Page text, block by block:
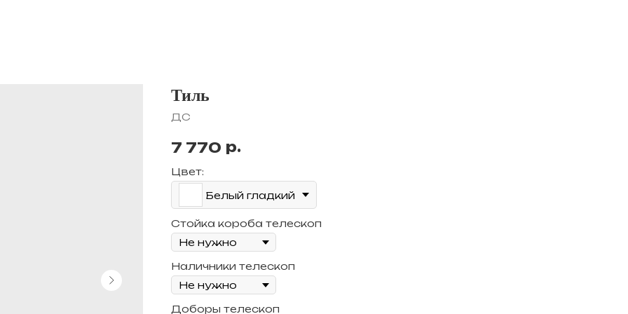
Тиль
ДС
7 770 р.
Цвет:
Белый гладкий
Стойка короба телескоп
Наличники телескоп
Доборы телескоп